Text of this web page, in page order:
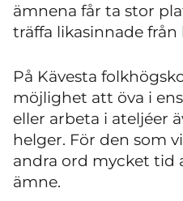
ämnena får ta stor
träffa likasinnade från
På Kävesta
möjlighet att öva i
eller arbeta i ateljéer
helger. För den som
andra ord mycket tid
ämne.